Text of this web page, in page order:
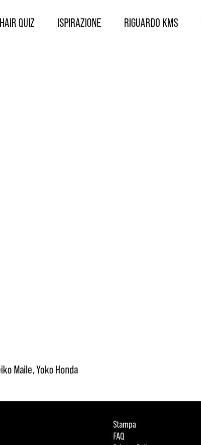
HAIR QUIZ ISPIRAZIONE RIGUARDO KMS
Maile, Yoko Honda
Stampa
FAQ